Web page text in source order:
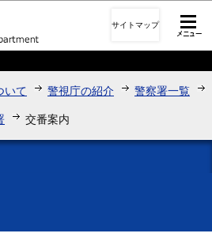
ジの本文へ移動
サイトマップ
いて 警視庁の紹介 警察署一覧
交番案内